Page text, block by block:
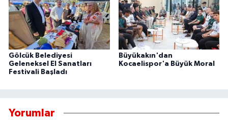
Gölcük Belediyesi
Geleneksel El Sanatları
Festivali Başladı
Büyükakın'dan
Kocaelispor'a Büyük Moral
Yorumlar